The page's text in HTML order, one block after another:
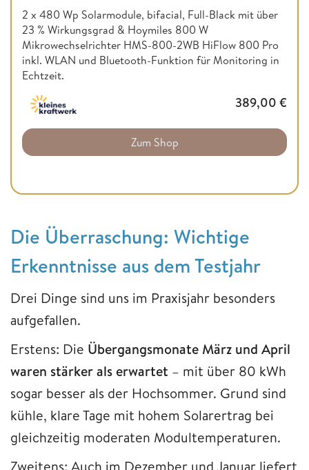
2 x 480 Wp Solarmodule, bifacial, Full-Black mit über
23 % Wirkungsgrad & Hoymiles 800 W
Mikrowechselrichter HMS-800-2WB HiFlow 800 Pro
inkl. WLAN und Bluetooth-Funktion für Monitoring in
Echtzeit.
389,00 €
Zum Shop
Die Überraschung: Wichtige
Erkenntnisse aus dem Testjahr
Drei Dinge sind uns im Praxisjahr besonders
aufgefallen.
Erstens: Die Übergangsmonate März und April
waren stärker als erwartet – mit über 80 kWh
sogar besser als der Hochsommer. Grund sind
kühle, klare Tage mit hohem Solarertrag bei
gleichzeitig moderaten Modultemperaturen.